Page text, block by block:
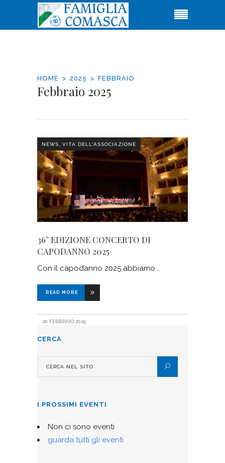
HOME 2025 FEBBRAIO
Febbraio 2025
NEWS, VITA DELL'ASSOCIAZIONE
36° EDIZIONE CONCERTO DI
CAPODANNO 2025
Con il capodanno 2025 abbiamo
READ MORE
20 FEBBRAIO 2025
CERCA
I PROSSIMI EVENTI
Non ci sono eventi
guarda tutti gli eventi